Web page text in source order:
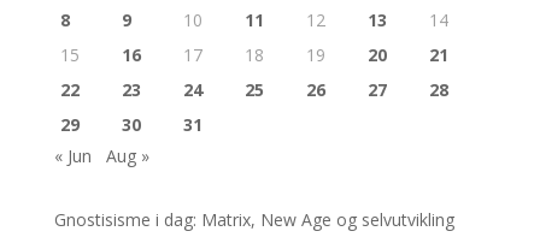
8
9 10 11 12 13
14
15
16 17 18 19 20
21
22
23 24 25 26 27
28
29
30
31
« Jun
Aug »
Gnostisisme i dag: Matrix, New Age og selvutvikling